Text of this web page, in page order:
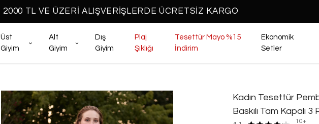
2000 TL VE ÜZERİ ALIŞVERİŞLERDE ÜCRETSİZ KARGO
Üst
Giyim
Alt
Giyim
Dış
Giyim
Plaj
Şıklığı
Tesettür Mayo %15
İndirim
Ekonomik
Setler
Kadın Tesettür
Baskılı Tam Kapalı
10+